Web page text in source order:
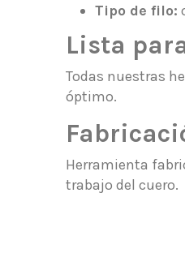
Tipo de filo:
Lista
Todas nuestras
óptimo.
Herramienta
trabajo del cuero.